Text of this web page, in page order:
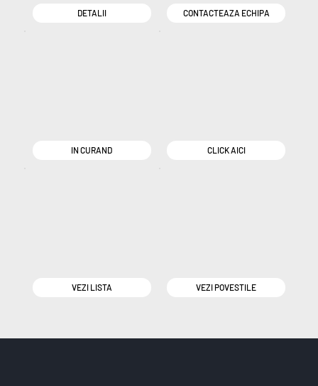
DETALII CONTACTEAZA ECHIPA
IN CURAND CLICK AICI
VEZI LISTA VEZI POVESTILE